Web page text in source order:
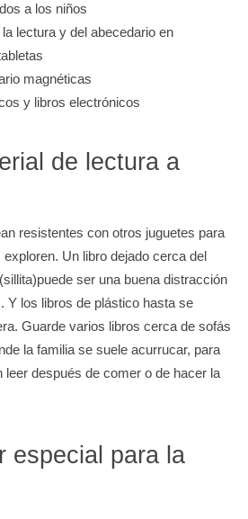
a los niños
lectura y del abecedario en
magnéticas
y libros electrónicos
de lectura a
resistentes con otros juguetes para
Un libro dejado cerca del
ser una buena distracción
Y los libros de plástico hasta se
Guarde varios libros cerca de sofás
la familia se suele acurrucar, para
leer después de comer o de hacer la
especial para la